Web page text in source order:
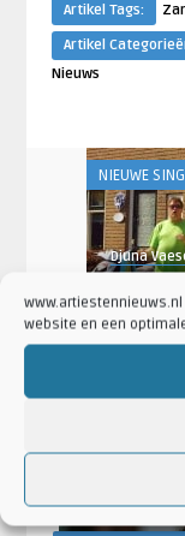
website en een
Artikel Tags:
Artikel
Nieuws
NIEUWE
Djuna
videoclip